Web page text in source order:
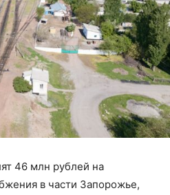
46 млн рублей на
в части Запорожье,